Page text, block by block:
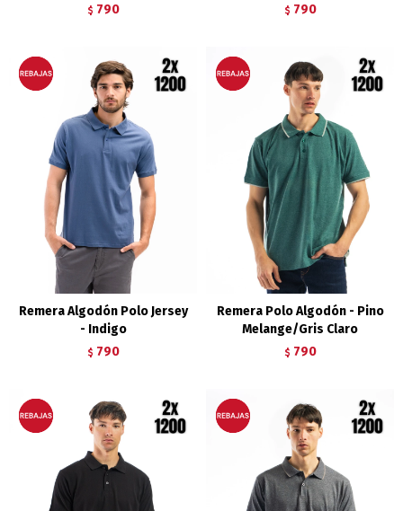
$ 790 $ 790
Remera Algodón Polo Jersey
- Indigo
$ 790
Remera Polo Algodón - Pino
Melange/Gris Claro
$ 790